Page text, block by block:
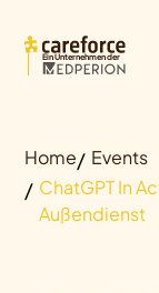
Ein Unternehmen der
Home
Events
ChatGPT In
Außendienst